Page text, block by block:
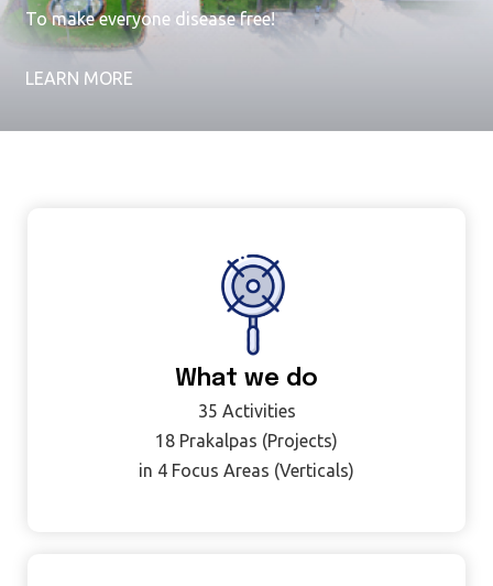
To make everyone disease free!
LEARN MORE
What we do
35 Activities
18 Prakalpas (Projects)
in 4 Focus Areas (Verticals)